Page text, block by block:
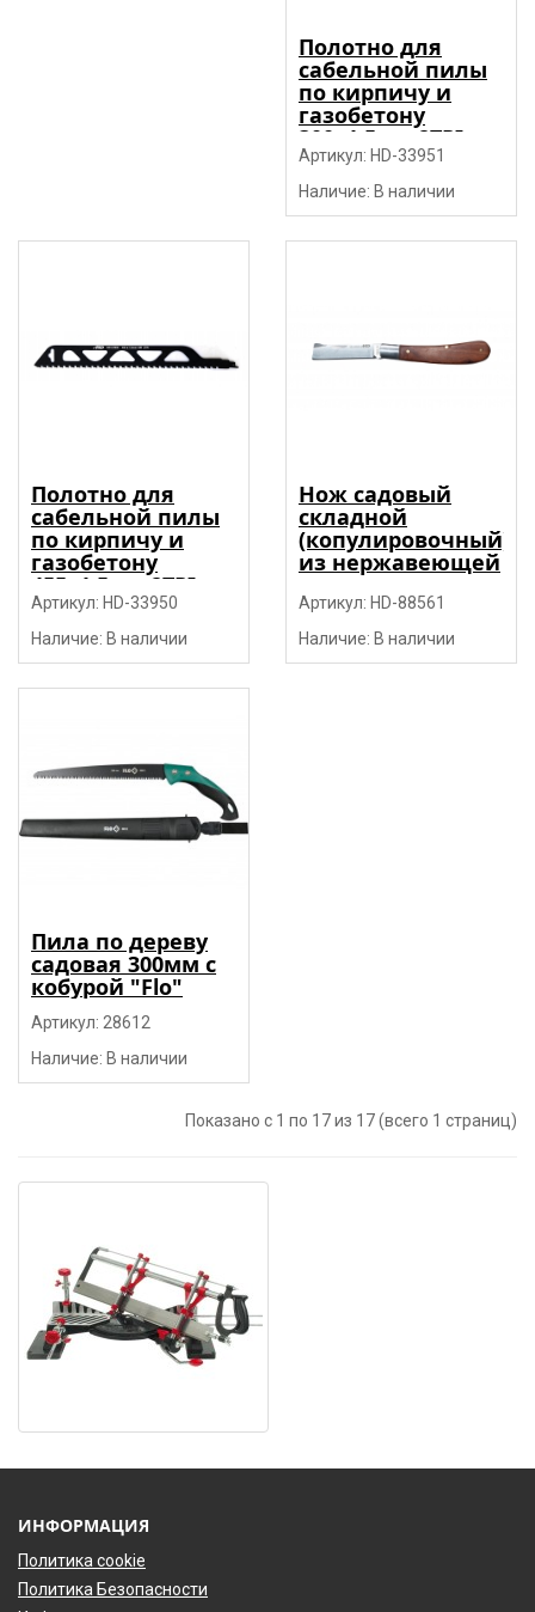
Полотно для
сабельной пилы
по кирпичу и
газобетону
300x1.5мм 2TPI
HM, тип S1243HM
"H-D"
Артикул: HD-33951
Наличие: В наличии
Полотно для
сабельной пилы
по кирпичу и
газобетону
455x1.5мм 2TPI
HM, тип S2243HM
"H-D"
Артикул: HD-33950
Наличие: В наличии
Нож садовый
складной
(копулировочный)
из нержавеющей
стали с
деревянными
рукоятками
165мм, HRC 52-54
Артикул: HD-88561
Наличие: В наличии
Пила по дереву
садовая 300мм с
кобурой "Flo"
Артикул: 28612
Наличие: В наличии
Показано с 1 по 17 из 17 (всего 1 страниц)
ИНФОРМАЦИЯ
Политика cookie
Политика Безопасности